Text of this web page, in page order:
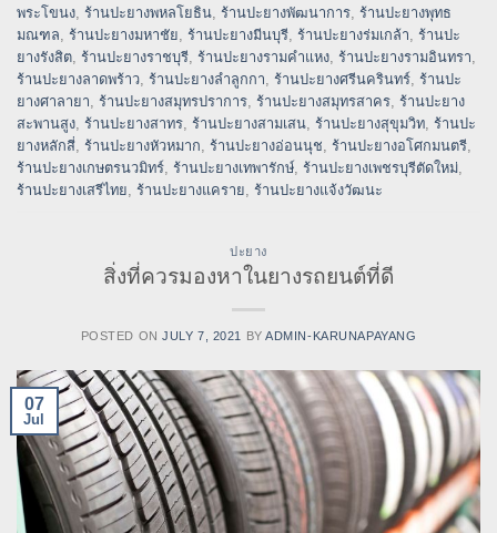
พระโขนง, ร้านปะยางพหลโยธิน, ร้านปะยางพัฒนาการ, ร้านปะยางพุทธ
มณฑล, ร้านปะยางมหาชัย, ร้านปะยางมีนบุรี, ร้านปะยางร่มเกล้า, ร้านปะ
ยางรังสิต, ร้านปะยางราชบุรี, ร้านปะยางรามคำแหง, ร้านปะยางรามอินทรา,
ร้านปะยางลาดพร้าว, ร้านปะยางลำลูกกา, ร้านปะยางศรีนครินทร์, ร้านปะ
ยางศาลายา, ร้านปะยางสมุทรปราการ, ร้านปะยางสมุทรสาคร, ร้านปะยาง
สะพานสูง, ร้านปะยางสาทร, ร้านปะยางสามเสน, ร้านปะยางสุขุมวิท, ร้านปะ
ยางหลักสี่, ร้านปะยางหัวหมาก, ร้านปะยางอ่อนนุช, ร้านปะยางอโศกมนตรี,
ร้านปะยางเกษตรนวมิทร์, ร้านปะยางเทพารักษ์, ร้านปะยางเพชรบุรีตัดใหม่,
ร้านปะยางเสรีไทย, ร้านปะยางแคราย, ร้านปะยางแจ้งวัฒนะ
ปะยาง
สิ่งที่ควรมองหาในยางรถยนต์ที่ดี
POSTED ONJULY 7, 2021 BYADMIN-KARUNAPAYANG
07
Jul